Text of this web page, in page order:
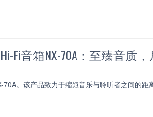
Fi音箱NX-70A：至臻音质
。该产品致力于缩短音乐与聆听者之间的距